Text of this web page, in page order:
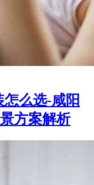
么选-咸阳
方案解析